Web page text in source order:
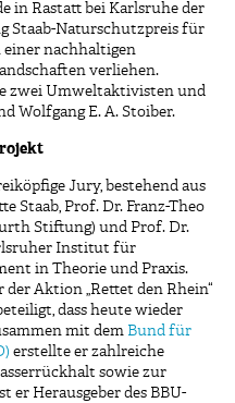
in Rastatt bei Karlsruhe der
Staab-Naturschutzpreis für
einer nachhaltigen
verliehen.
zwei Umweltaktivisten und
Wolfgang E. A. Stoiber.
Jury, bestehend aus
Staab, Prof. Dr. Franz-Theo
Stiftung) und Prof. Dr.
Institut für
in Theorie und Praxis.
der Aktion „Rettet den Rhein“
dass heute wieder
mit dem Bund für
erstellte er zahlreiche
sowie zur
er Herausgeber des BBU-